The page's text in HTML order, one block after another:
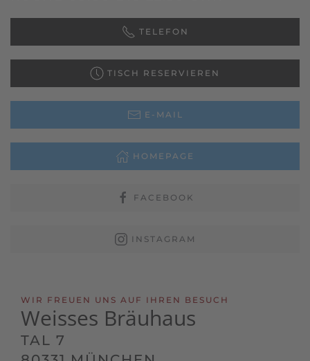
TELEFON
TISCH RESERVIEREN
E-MAIL
HOMEPAGE
FACEBOOK
INSTAGRAM
WIR FREUEN UNS AUF IHREN BESUCH
Weisses Bräuhaus
TAL 7